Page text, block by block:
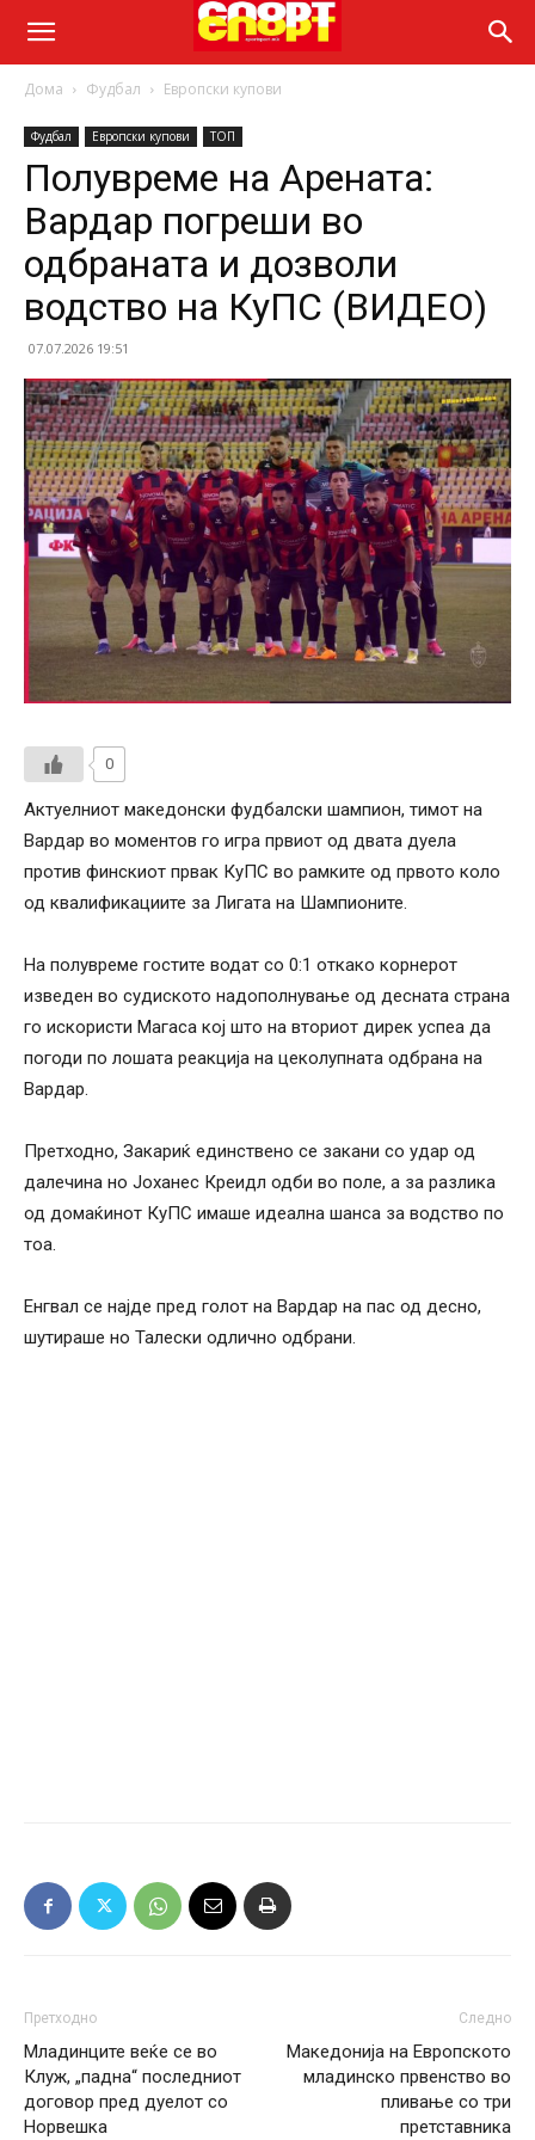
Дома Фудбал Европски купови
Фудбал Европски купови ТОП
Полувреме на Арената:
Вардар погреши во
одбраната и дозволи
водство на КуПС (ВИДЕО)
07.07.2026 19:51
0
Актуелниот македонски фудбалски шампион, тимот на
Вардар во моментов го игра првиот од двата дуела
против финскиот првак КуПС во рамките од првото коло
од квалификациите за Лигата на Шампионите.
На полувреме гостите водат со 0:1 откако корнерот
изведен во судиското надополнување од десната страна
го искористи Магаса кој што на вториот дирек успеа да
погоди по лошата реакција на цеколупната одбрана на
Вардар.
Претходно, Закариќ единствено се закани со удар од
далечина но Јоханес Креидл одби во поле, а за разлика
од домаќинот КуПС имаше идеална шанса за водство по
тоа.
Енгвал се најде пред голот на Вардар на пас од десно,
шутираше но Талески одлично одбрани.
Претходно
Младинците веќе се во
Клуж, „падна“ последниот
договор пред дуелот со
Норвешка
Следно
Македонија на Европското
младинско првенство во
пливање со три
претставника